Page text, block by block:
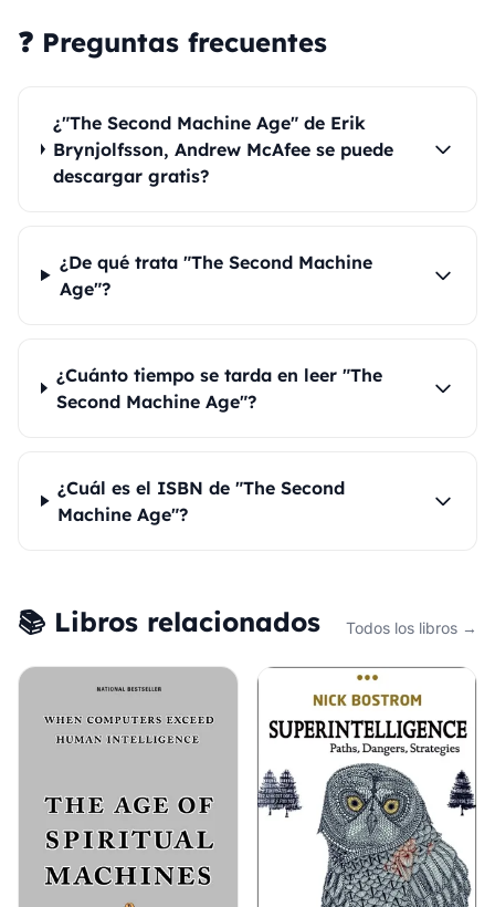
❓ Preguntas frecuentes
¿"The Second Machine Age" de Erik
Brynjolfsson, Andrew McAfee se puede
descargar gratis?
¿De qué trata "The Second Machine
Age"?
¿Cuánto tiempo se tarda en leer "The
Second Machine Age"?
¿Cuál es el ISBN de "The Second
Machine Age"?
📚 Libros relacionados Todos los libros →